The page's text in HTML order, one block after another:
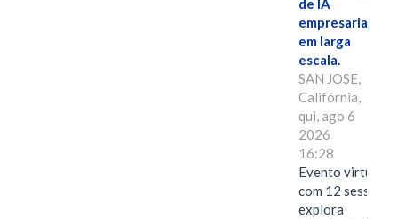
de IA
empresarial
em larga
escala.
SAN JOSE,
Califórnia,
qui, ago 6
2026
16:28
Evento virtual
com 12 sessões
explora